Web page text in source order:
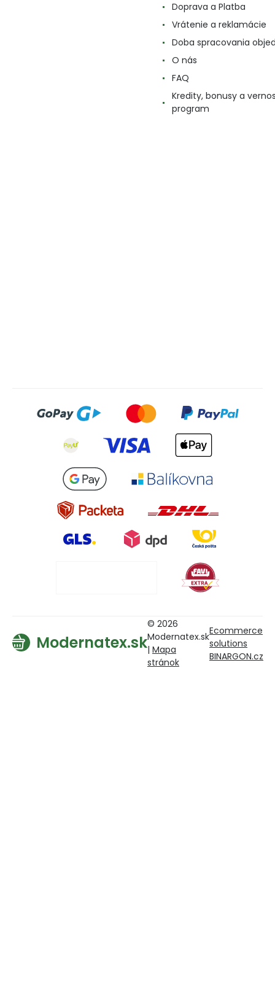
Doprava a Platba
Vrátenie a reklamácie
Doba spracovania
O nás
FAQ
Kredity, bonusy a
program
Modernatex.sk
© 2026
Modernatex.sk
| Mapa
stránok
Ecommerce
solutions
BINARGON.cz